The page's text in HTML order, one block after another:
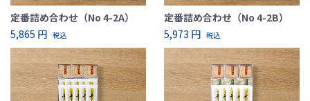
定番詰め合わせ（No 4-2A）
5,865 円 税込
定番詰め合わせ（No 4-2B）
5,973 円 税込